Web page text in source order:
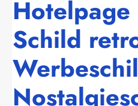
Hotelpage
Schild